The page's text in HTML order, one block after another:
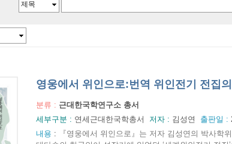
영웅에서 위인으로:번역 위인전기 전집
분류 : 근대한국학연구소 총서
세부구분 : 연세근대한국학총서 저자 : 김성연 출판일 :
내용 :
『영웅에서 위인으로』는 저자 김성연의 박사학